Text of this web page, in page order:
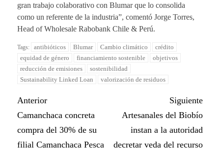
gran trabajo colaborativo con Blumar que lo consolida
como un referente de la industria”, comentó Jorge Torres,
Head of Wholesale Rabobank Chile & Perú.
Tags: antibióticos Blumar Cambio climático
crédito
equidad de género
financiamiento sostenible
objetivos
reducción de emisiones
sostenibilidad
Sustainability Linked Loan
valorización de residuos
Anterior
Camanchaca concreta
compra del 30% de su
filial Camanchaca Pesca
Siguiente
Artesanales del Biobío
instan a la autoridad
decretar veda del recurso